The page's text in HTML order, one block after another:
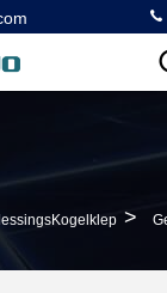
> Gesmeed Van Het